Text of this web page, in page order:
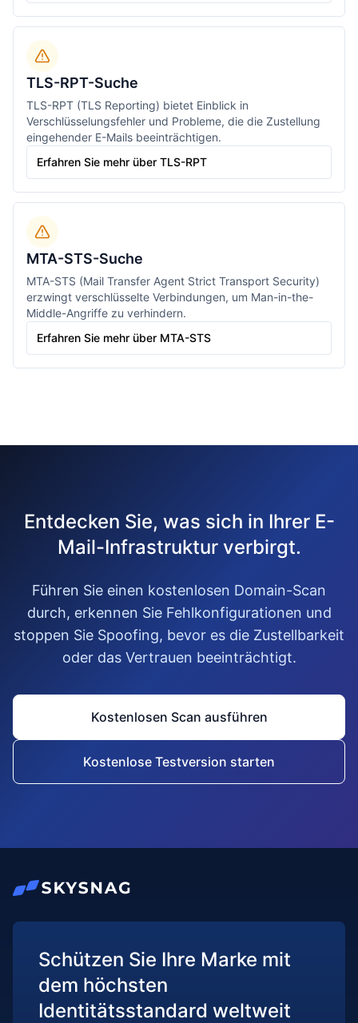
TLS-RPT-Suche
TLS-RPT (TLS Reporting) bietet Einblick in
Verschlüsselungsfehler und Probleme, die die Zustellung
eingehender E-Mails beeinträchtigen.
Erfahren Sie mehr über TLS-RPT
MTA-STS-Suche
MTA-STS (Mail Transfer Agent Strict Transport Security)
erzwingt verschlüsselte Verbindungen, um Man-in-the-
Middle-Angriffe zu verhindern.
Erfahren Sie mehr über MTA-STS
Entdecken Sie, was sich in Ihrer E-
Mail-Infrastruktur verbirgt.
Führen Sie einen kostenlosen Domain-Scan
durch, erkennen Sie Fehlkonfigurationen und
stoppen Sie Spoofing, bevor es die Zustellbarkeit
oder das Vertrauen beeinträchtigt.
Kostenlosen Scan ausführen
Kostenlose Testversion starten
Schützen Sie Ihre Marke mit
dem höchsten
Identitätsstandard weltweit